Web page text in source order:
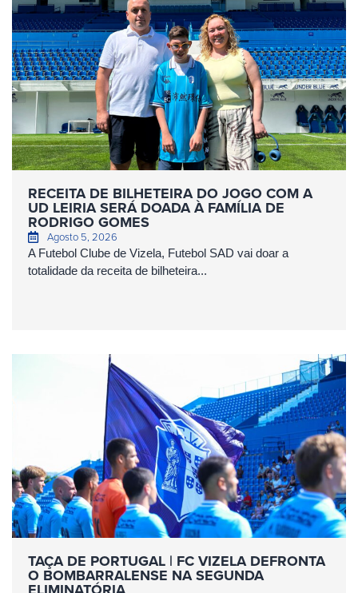
RECEITA DE BILHETEIRA DO JOGO COM A
UD LEIRIA SERÁ DOADA À FAMÍLIA DE
RODRIGO GOMES
Agosto 5, 2026
A Futebol Clube de Vizela, Futebol SAD vai doar a
totalidade da receita de bilheteira...
TAÇA DE PORTUGAL | FC VIZELA DEFRONTA
O BOMBARRALENSE NA SEGUNDA